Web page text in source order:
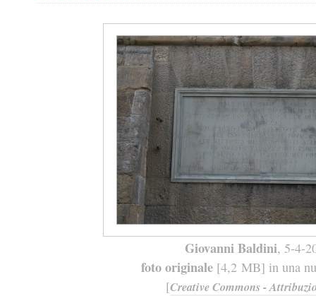
Giovanni Baldini, 5-4-
foto originale[4,2 MB] in una
[Creative Commons -